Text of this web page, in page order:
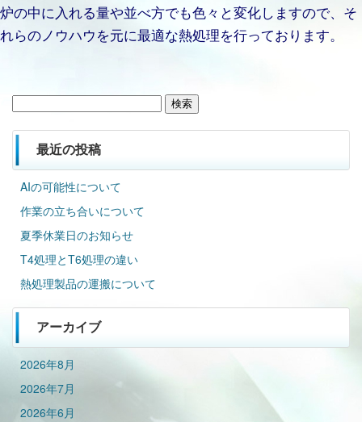
炉の中に入れる量や並べ方でも色々と変化しますので、そ
れらのノウハウを元に最適な熱処理を行っております。
最近の投稿
AIの可能性について
作業の立ち合いについて
夏季休業日のお知らせ
T4処理とT6処理の違い
熱処理製品の運搬について
アーカイブ
2026年8月
2026年7月
2026年6月